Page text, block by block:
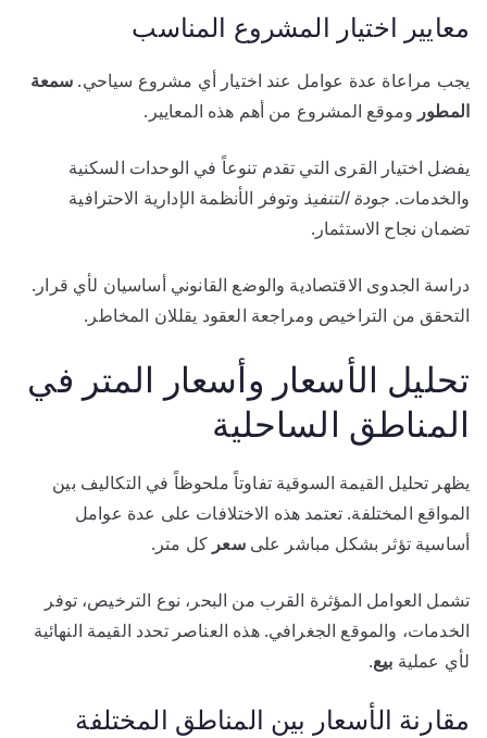
معايير اختيار المشروع المناسب
يجب مراعاة عدة عوامل عند اختيار أي مشروع سياحي. سمعة
المطور وموقع المشروع من أهم هذه المعايير.
يفضل اختيار القرى التي تقدم تنوعاً في الوحدات السكنية
والخدمات. جودة التنفيذ وتوفر الأنظمة الإدارية الاحترافية
تضمان نجاح الاستثمار.
دراسة الجدوى الاقتصادية والوضع القانوني أساسيان لأي قرار.
التحقق من التراخيص ومراجعة العقود يقللان المخاطر.
تحليل الأسعار وأسعار المتر في
المناطق الساحلية
يظهر تحليل القيمة السوقية تفاوتاً ملحوظاً في التكاليف بين
المواقع المختلفة. تعتمد هذه الاختلافات على عدة عوامل
أساسية تؤثر بشكل مباشر علىسعر كل متر.
تشمل العوامل المؤثرة القرب من البحر، نوع الترخيص، توفر
الخدمات، والموقع الجغرافي. هذه العناصر تحدد القيمة النهائية
لأي عملية بيع.
مقارنة الأسعار بين المناطق المختلفة